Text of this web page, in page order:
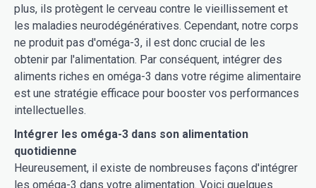
plus, ils protègent le cerveau contre le vieillissement et
les maladies neurodégénératives. Cependant, notre corps
ne produit pas d'oméga-3, il est donc crucial de les
obtenir par l'alimentation. Par conséquent, intégrer des
aliments riches en oméga-3 dans votre régime alimentaire
est une stratégie efficace pour booster vos performances
intellectuelles.
Intégrer les oméga-3 dans son alimentation
quotidienne
Heureusement, il existe de nombreuses façons d'intégrer
les oméga-3 dans votre alimentation. Voici quelques